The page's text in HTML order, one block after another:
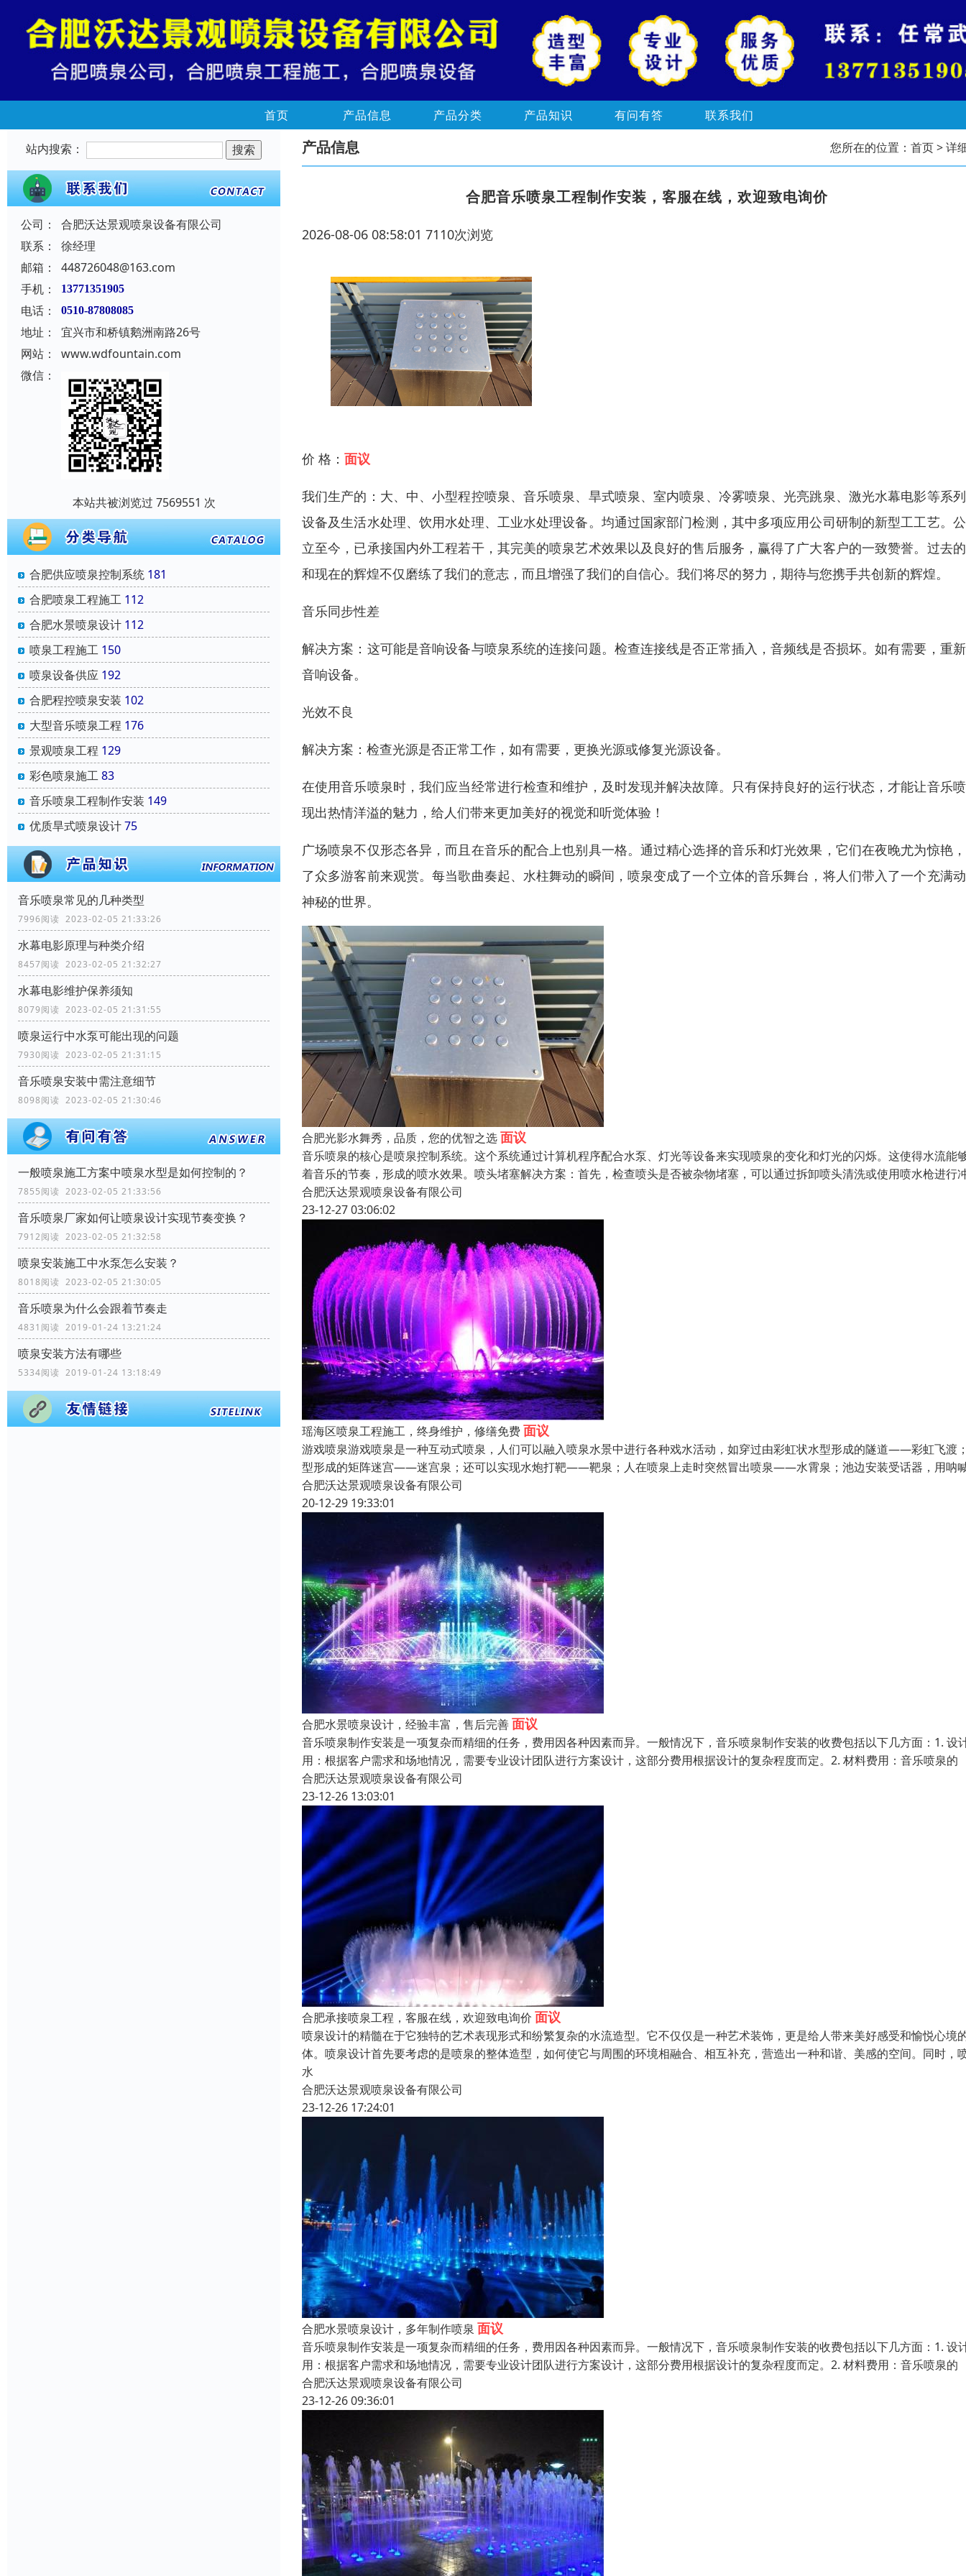
首页 产品信息 产品分类 产品知识 有问有答 联系我们
站内搜索：
公司：
合肥沃达景观喷泉设备有限公司
联系：
徐经理
邮箱：
448726048@163.com
手机：
13771351905
电话： 0510-87808085
地址：
宜兴市和桥镇鹅洲南路26号
网站：
www.wdfountain.com
微信：
本站共被浏览过 7569551 次
合肥供应喷泉控制系统 181
合肥喷泉工程施工 112
合肥水景喷泉设计 112
喷泉工程施工 150
喷泉设备供应 192
合肥程控喷泉安装 102
大型音乐喷泉工程 176
景观喷泉工程 129
彩色喷泉施工83
音乐喷泉工程制作安装 149
优质旱式喷泉设计75
音乐喷泉常见的几种类型
7996阅读 2023-02-05 21:33:26
水幕电影原理与种类介绍
8457阅读 2023-02-05 21:32:27
水幕电影维护保养须知
8079阅读 2023-02-05 21:31:55
喷泉运行中水泵可能出现的问题
7930阅读 2023-02-05 21:31:15
音乐喷泉安装中需注意细节
8098阅读 2023-02-05 21:30:46
一般喷泉施工方案中喷泉水型是如何控制的？
7855阅读 2023-02-05 21:33:56
音乐喷泉厂家如何让喷泉设计实现节奏变换？
7912阅读 2023-02-05 21:32:58
喷泉安装施工中水泵怎么安装？
8018阅读 2023-02-05 21:30:05
音乐喷泉为什么会跟着节奏走
4831阅读 2019-01-24 13:21:24
喷泉安装方法有哪些
5334阅读 2019-01-24 13:18:49
产品信息 您所在的位置： 首页> 详
合肥音乐喷泉工程制作安装，客服在线，欢迎致电询价
2026-08-06 08:58:01 7110次浏览
价 格： 面议
我们生产的：大、中、小型程控喷泉、音乐喷泉、旱式喷泉、室内喷泉、冷雾喷泉、光亮跳泉、激光水幕电影等系
设备及生活水处理、饮用水处理、工业水处理设备。均通过国家部门检测，其中多项应用公司研制的新型工工艺。
立至今，已承接国内外工程若干，其完美的喷泉艺术效果以及良好的售后服务，赢得了广大客户的一致赞誉。过去
和现在的辉煌不仅磨练了我们的意志，而且增强了我们的自信心。我们将尽的努力，期待与您携手共创新的辉煌。
音乐同步性差
解决方案：这可能是音响设备与喷泉系统的连接问题。检查连接线是否正常插入，音频线是否损坏。如有需要，重
音响设备。
光效不良
解决方案：检查光源是否正常工作，如有需要，更换光源或修复光源设备。
在使用音乐喷泉时，我们应当经常进行检查和维护，及时发现并解决故障。只有保持良好的运行状态，才能让音乐
现出热情洋溢的魅力，给人们带来更加美好的视觉和听觉体验！
广场喷泉不仅形态各异，而且在音乐的配合上也别具一格。通过精心选择的音乐和灯光效果，它们在夜晚尤为惊艳
了众多游客前来观赏。每当歌曲奏起、水柱舞动的瞬间，喷泉变成了一个立体的音乐舞台，将人们带入了一个充满
神秘的世界。
合肥光影水舞秀，品质，您的优智之选面议
音乐喷泉的核心是喷泉控制系统。这个系统通过计算机程序配合水泵、灯光等设备来实现喷泉的变化和灯光的闪烁。这使得水流能
着音乐的节奏，形成的喷水效果。喷头堵塞解决方案：首先，检查喷头是否被杂物堵塞，可以通过拆卸喷头清洗或使用喷水枪进行
合肥沃达景观喷泉设备有限公司
23-12-27 03:06:02
瑶海区喷泉工程施工，终身维护，修缮免费面议
游戏喷泉游戏喷泉是一种互动式喷泉，人们可以融入喷泉水景中进行各种戏水活动，如穿过由彩虹状水型形成的隧道——彩虹飞渡
型形成的矩阵迷宫——迷宫泉；还可以实现水炮打靶——靶泉；人在喷泉上走时突然冒出喷泉——水霄泉；池边安装受话器，用呐
合肥沃达景观喷泉设备有限公司
20-12-29 19:33:01
合肥水景喷泉设计，经验丰富，售后完善面议
音乐喷泉制作安装是一项复杂而精细的任务，费用因各种因素而异。一般情况下，音乐喷泉制作安装的收费包括以下几方面：1. 设
用：根据客户需求和场地情况，需要专业设计团队进行方案设计，这部分费用根据设计的复杂程度而定。2. 材料费用：音乐喷泉的
合肥沃达景观喷泉设备有限公司
23-12-26 13:03:01
合肥承接喷泉工程，客服在线，欢迎致电询价 面议
喷泉设计的精髓在于它独特的艺术表现形式和纷繁复杂的水流造型。它不仅仅是一种艺术装饰，更是给人带来美好感受和愉悦心境
体。喷泉设计首先要考虑的是喷泉的整体造型，如何使它与周围的环境相融合、相互补充，营造出一种和谐、美感的空间。同时，
水
合肥沃达景观喷泉设备有限公司
23-12-26 17:24:01
合肥水景喷泉设计，多年制作喷泉 面议
音乐喷泉制作安装是一项复杂而精细的任务，费用因各种因素而异。一般情况下，音乐喷泉制作安装的收费包括以下几方面：1. 设
用：根据客户需求和场地情况，需要专业设计团队进行方案设计，这部分费用根据设计的复杂程度而定。2. 材料费用：音乐喷泉的
合肥沃达景观喷泉设备有限公司
23-12-26 09:36:01